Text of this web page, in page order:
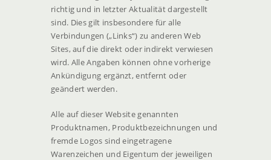
richtig und in letzter Aktualität dargestellt
sind. Dies gilt insbesondere für alle
Verbindungen („Links“) zu anderen Web
Sites, auf die direkt oder indirekt verwiesen
wird. Alle Angaben können ohne vorherige
Ankündigung ergänzt, entfernt oder
geändert werden.
Alle auf dieser Website genannten
Produktnamen, Produktbezeichnungen und
fremde Logos sind eingetragene
Warenzeichen und Eigentum der jeweiligen